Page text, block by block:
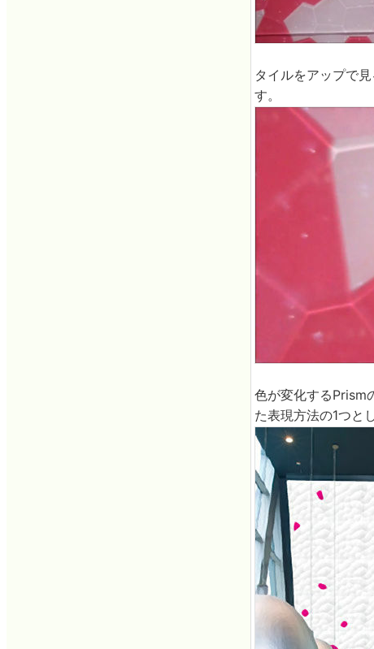
タイルをアップで
す。
色が変化するPrism
た表現方法の1つと